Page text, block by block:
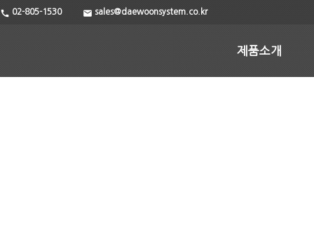
call 02-805-1530 email sales@daewoonsystem.co.kr
제품소개